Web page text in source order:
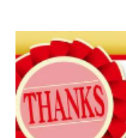
物件情報
空き家即金買取
ブログ